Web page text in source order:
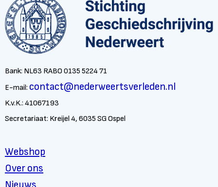
Bank: NL63 RABO 0135 5224 71
E-mail: contact@nederweertsverleden.nl
K.v.K.: 41067193
Secretariaat: Kreijel 4, 6035 SG Ospel
Webshop
Over ons